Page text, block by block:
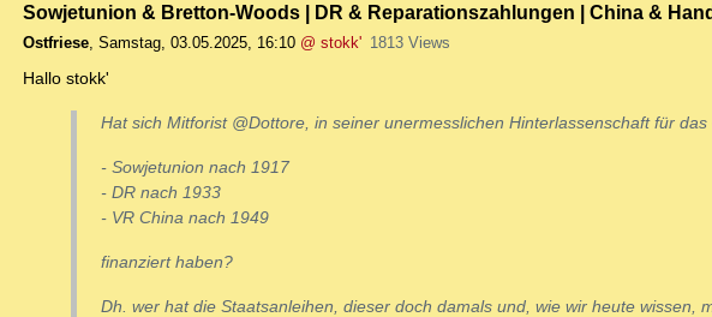
Sowjetunion & Bretton-Woods | DR & Reparationszahlungen | China &
Ostfriese, Samstag, 03.05.2025, 16:10 @ stokk' 1813 Views
Hallo stokk'
Hat sich Mitforist @Dottore, in seiner unermesslichen Hinterlassenschaft für
- Sowjetunion nach 1917
- DR nach 1933
- VR China nach 1949
finanziert haben?
Dh. wer hat die Staatsanleihen, dieser doch damals und, wie wir heute wissen,